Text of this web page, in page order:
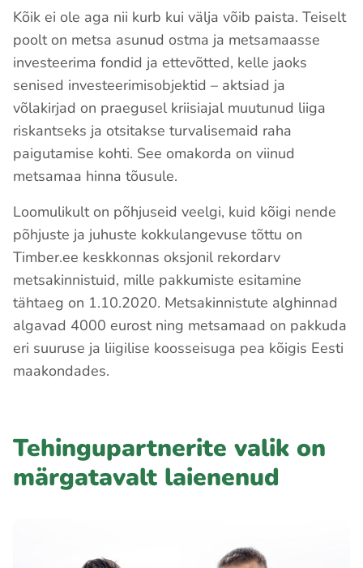
Kõik ei ole aga nii kurb kui välja võib paista. Teiselt
poolt on metsa asunud ostma ja metsamaasse
investeerima fondid ja ettevõtted, kelle jaoks
senised investeerimisobjektid – aktsiad ja
võlakirjad on praegusel kriisiajal muutunud liiga
riskantseks ja otsitakse turvalisemaid raha
paigutamise kohti. See omakorda on viinud
metsamaa hinna tõusule.
Loomulikult on põhjuseid veelgi, kuid kõigi nende
põhjuste ja juhuste kokkulangevuse tõttu on
Timber.ee keskkonnas oksjonil rekordarv
metsakinnistuid, mille pakkumiste esitamine
tähtaeg on 1.10.2020. Metsakinnistute alghinnad
algavad 4000 eurost ning metsamaad on pakkuda
eri suuruse ja liigilise koosseisuga pea kõigis Eesti
maakondades.
Tehingupartnerite valik on
märgatavalt laienenud